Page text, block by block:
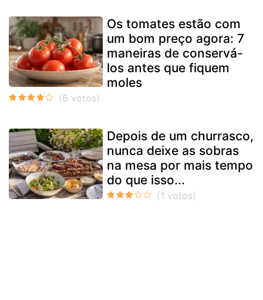
Os tomates estão com
um bom preço agora: 7
maneiras de conservá-
los antes que fiquem
moles
Depois de um churrasco,
nunca deixe as sobras
na mesa por mais tempo
do que isso...